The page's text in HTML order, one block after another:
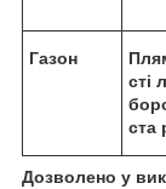
Газон
сті
ста
Дозволено у